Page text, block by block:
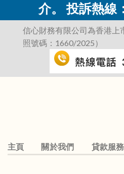
介。 投訴熱線
信心財務有限公司為香港上
照號碼：1660/2025）
主頁 關於我們 貸款服務